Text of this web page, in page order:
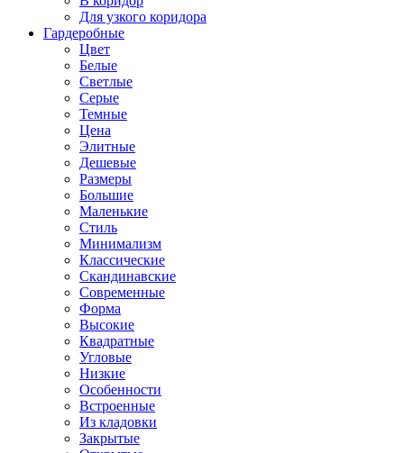
Для узкого коридора
Гардеробные
Цвет
Белые
Светлые
Серые
Темные
Цена
Элитные
Дешевые
Размеры
Большие
Маленькие
Стиль
Минимализм
Классические
Скандинавские
Современные
Форма
Высокие
Квадратные
Угловые
Низкие
Особенности
Встроенные
Из кладовки
Закрытые